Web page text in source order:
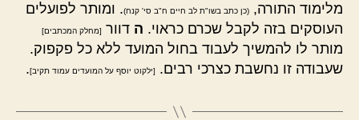
מלימוד התורה, (כן כתב בשו"ת לב חיים ח"ב סי' קנח). ומותר לפועלים
העוסקים בזה לקבל שכרם כראוי. ה דוור [מחלק המכתבים]
מותר לו להמשיך לעבוד בחול המועד ללא כל פקפוק.
שעבודה זו נחשבת כצרכי רבים.
[ילקוט יוסף על המועדים עמוד תקיב].